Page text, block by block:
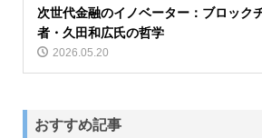
次世代金融のイノベーター：ブロック
者・久田和広氏の哲学
2026.05.20
おすすめ記事